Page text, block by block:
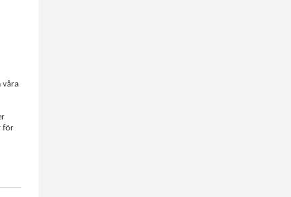
våra
för